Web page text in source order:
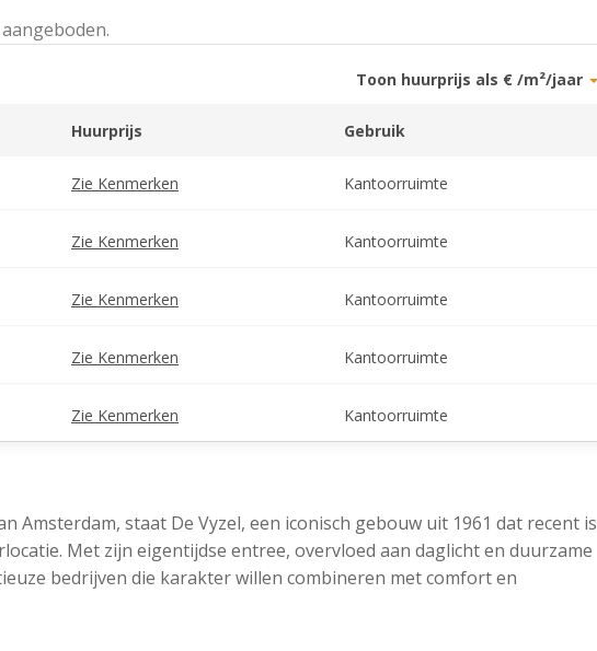
Toon huurprijs als € /m²/jaar
Huurprijs Gebruik
Zie Kenmerken Kantoorruimte
Zie Kenmerken Kantoorruimte
Zie Kenmerken Kantoorruimte
Zie Kenmerken Kantoorruimte
Zie Kenmerken Kantoorruimte
Amsterdam, staat De Vyzel, een iconisch gebouw uit 1961 dat recent is
Met zijn eigentijdse entree, overvloed aan daglicht en duurzame
bedrijven die karakter willen combineren met comfort en